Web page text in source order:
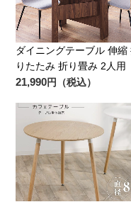
ダイニングテーブル 伸縮
りたたみ 折り畳み 2人用
21,990円（税込）